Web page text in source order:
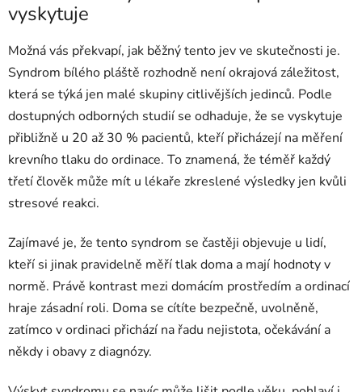
vyskytuje
Možná vás překvapí, jak běžný tento jev ve skutečnosti je.
Syndrom bílého pláště rozhodně není okrajová záležitost,
která se týká jen malé skupiny citlivějších jedinců. Podle
dostupných odborných studií se odhaduje, že se vyskytuje
přibližně u 20 až 30 % pacientů, kteří přicházejí na měření
krevního tlaku do ordinace. To znamená, že téměř každý
třetí člověk může mít u lékaře zkreslené výsledky jen kvůli
stresové reakci.
Zajímavé je, že tento syndrom se častěji objevuje u lidí,
kteří si jinak pravidelně měří tlak doma a mají hodnoty v
normě. Právě kontrast mezi domácím prostředím a ordinací
hraje zásadní roli. Doma se cítíte bezpečně, uvolněně,
zatímco v ordinaci přichází na řadu nejistota, očekávání a
někdy i obavy z diagnózy.